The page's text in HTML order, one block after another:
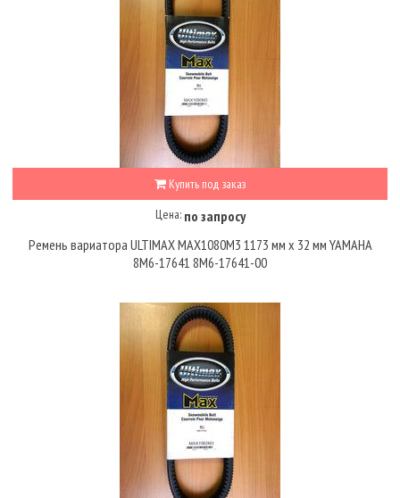
Купить под заказ
Цена: по запросу
Ремень вариатора ULTIMAX MAX1080M3 1173 мм х 32 мм YAMAHA
8M6-17641 8M6-17641-00